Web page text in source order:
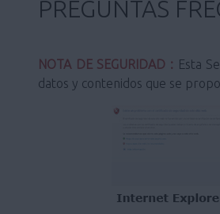
PREGUNTAS
NOTA DE SEGURIDAD : Esta
datos y contenidos que se